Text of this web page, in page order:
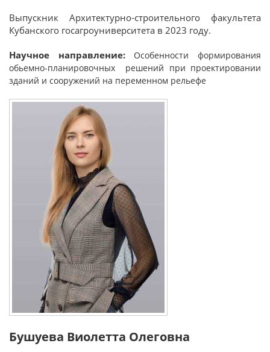
Выпускник Архитектурно-строительного факультета
Кубанского госагроуниверситета в 2023 году.
Научное направление: Особенности формирования
обьемно-планировочных решений при проектировании
зданий и сооружений на переменном рельефе
Бушуева Виолетта Олеговна